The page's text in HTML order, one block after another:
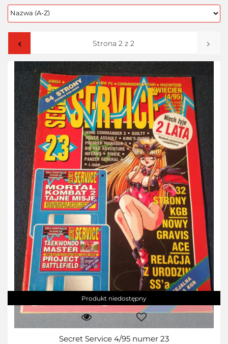
Produkt niedostępny
Secret Service 4/95 numer 23